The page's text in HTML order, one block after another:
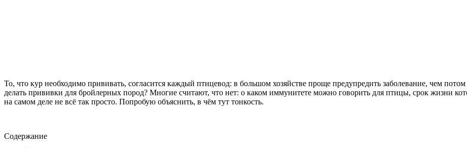
То, что кур необходимо прививать, согласится каждый птицевод: в большом хозяйстве проще предупредить заболевание, чем
делать прививки для бройлерных пород? Многие считают, что нет: о каком иммунитете можно говорить для птицы, срок жизни
на самом деле не всё так просто. Попробую объяснить, в чём тут тонкость.
Содержание